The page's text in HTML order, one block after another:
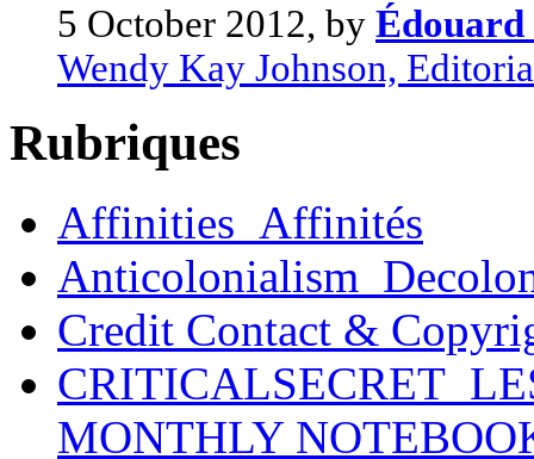
5 October 2012, by Édouard
Wendy Kay Johnson,
Rubriques
Affinities_Affinités
Credit Contact &
MONTHLY